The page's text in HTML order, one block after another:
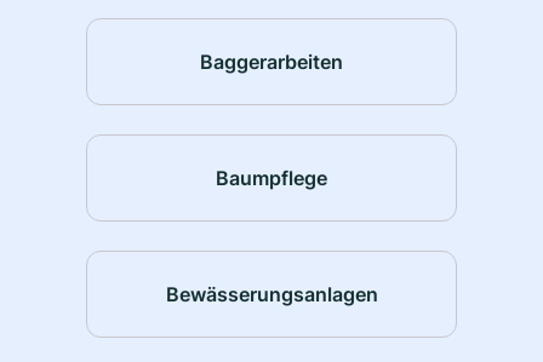
Baggerarbeiten
Baumpflege
Bewässerungsanlagen